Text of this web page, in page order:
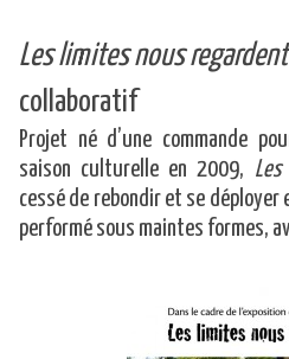
Les limites nous regardent
collaboratif
Projet né d’une commande
saison culturelle en 2009,
cessé de rebondir et se
performé sous maintes formes,